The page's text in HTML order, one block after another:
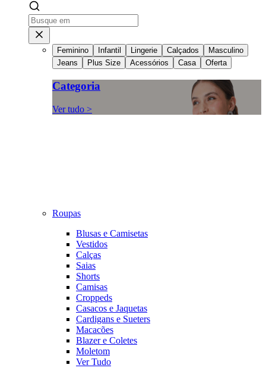
Feminino Infantil Lingerie Calçados
Masculino
Jeans
Plus Size Acessórios Casa Oferta
Categoria
Ver tudo >
Roupas
Blusas e Camisetas
Vestidos
Calças
Saias
Shorts
Camisas
Croppeds
Casacos e Jaquetas
Cardigans e Sueters
Macacões
Blazer e Coletes
Moletom
Ver Tudo